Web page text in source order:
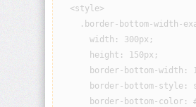
backface-
visibility
background
background-
attachment
  <style>
.border-bottom-width-
      width: 300px;
      height: 150px;
border-bottom-width:
border-bottom-style:
border-bottom-color: